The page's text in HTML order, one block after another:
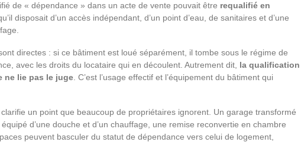
de « dépendance » dans un acte de vente pouvait être requalifié en
disposait d’un accès indépendant, d’un point d’eau, de sanitaires et d’une
directes : si ce bâtiment est loué séparément, il tombe sous le régime de
avec les droits du locataire qui en découlent. Autrement dit, la qualification
ne lie pas le juge . C’est l’usage effectif et l’équipement du bâtiment qui
un point que beaucoup de propriétaires ignorent. Un garage transformé
d’une douche et d’un chauffage, une remise reconvertie en chambre
peuvent basculer du statut de dépendance vers celui de logement,